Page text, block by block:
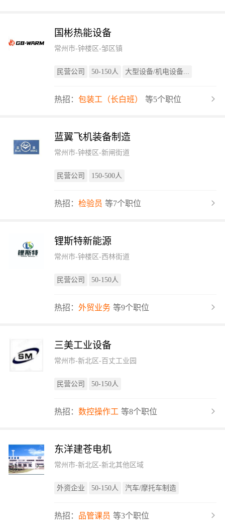
国彬热能设备
常州市-钟楼区-邹区镇
民营公司 50-150人 大型设备/机电设备...
热招： 包装工（长白班） 等5个职位
蓝翼飞机装备制造
常州市-钟楼区-新闸街道
民营公司 150-500人
热招： 检验员 等7个职位
锂斯特新能源
常州市-钟楼区-西林街道
民营公司 50-150人
热招： 外贸业务 等9个职位
三美工业设备
常州市-新北区-百丈工业园
民营公司 50-150人
热招： 数控操作工 等8个职位
东洋建苍电机
常州市-新北区-新北其他区域
外资企业 50-150人 汽车/摩托车制造
热招： 品管课员 等3个职位